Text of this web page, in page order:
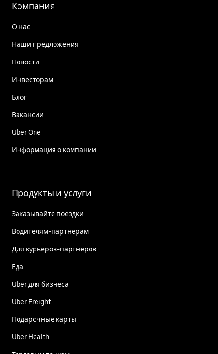
Компания
О нас
Наши предложения
Новости
Инвесторам
Блог
Вакансии
Uber One
Информация о компании
Продукты и услуги
Заказывайте поездки
Водителям-партнерам
Для курьеров-партнеров
Еда
Uber для бизнеса
Uber Freight
Подарочные карты
Uber Health